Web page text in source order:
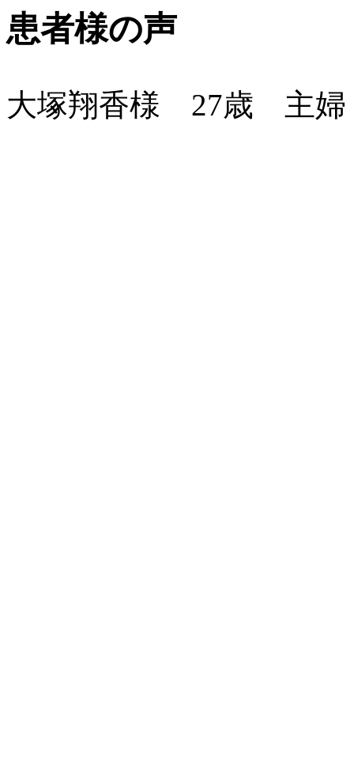
患者様の声
大塚翔香様 27歳 主